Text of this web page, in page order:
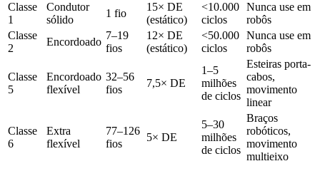
Classe
1
Condutor
sólido
1 fio
15× DE
(estático)
<10.000
ciclos
Nunca use em
robôs
Classe
2
Encordoado
7–19
fios
12× DE
(estático)
<50.000
ciclos
Nunca use em
robôs
Classe
5
Encordoado
flexível
32–56
fios
7,5× DE
1–5
milhões
de ciclos
Esteiras porta-
cabos,
movimento
linear
Classe
6
Extra
flexível
77–126
fios
5× DE
5–30
milhões
de ciclos
Braços
robóticos,
movimento
multieixo